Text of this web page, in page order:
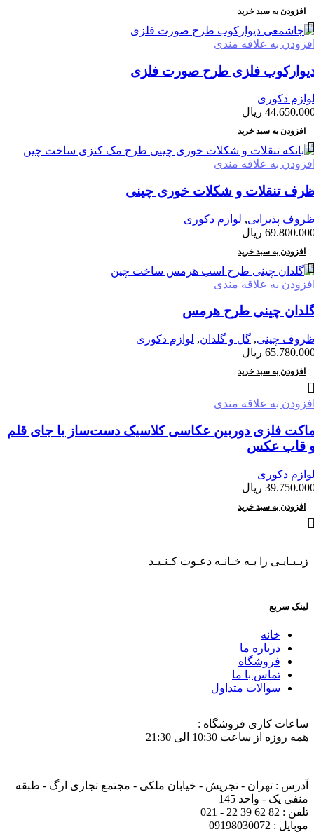
افزودن به سبد خرید
به علاقه مندی
فلزی طرح صورت فلزی
دکوری
ریال
افزودن به سبد خرید
به علاقه مندی
تنقلات و شکلات خوری چینی
پذیرایی, لوازم دکوری
ریال
افزودن به سبد خرید
به علاقه مندی
چینی طرح هرمس
چینی, گل و گلدان, لوازم دکوری
ریال
افزودن به سبد خرید
به علاقه مندی
فلزی دوربین عکاسی کلاسیک دست‌ساز با جای قلم
قاب عکس
دکوری
ریال
افزودن به سبد خرید
زیـبـایـی را بـه خـانـه دعـوت کـنـیـد
لینک سریع
خانه
درباره ما
فروشگاه
تماس با ما
سوالات متداول
ساعات کاری فروشگاه :
همه روزه از ساعت 10:30 الی 21:30
آدرس : تهران - تجریش - خیابان ملکی - مجتمع تجاری ارگ - طبقه
منفی یک - واحد 145
تلفن : 82 62 39 22 - 021
موبایل : 09198030072